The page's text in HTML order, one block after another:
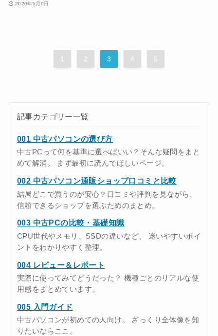
2020年5月9日
1 2 3 4 5
記事カテゴリー一覧
001 中古パソコンの選び方
中古PCって何を基準に選べばいい？そんな疑問をまと
めて解消。 まず最初に読んでほしいページ。
002 中古パソコン通販ショップ口コミと比較
結局どこで買うのが安心？口コミや評判を見ながら、
信頼できるショップを選ぶためのまとめ。
003 中古PCの比較・基礎知識
CPU世代やメモリ、SSDの違いなど、 迷いやすいポイ
ントをわかりやすく整理。
004 レビュー＆レポート
実際に使ってみてどうだった？ 機種ごとのリアルな使
用感をまとめています。
005 入門ガイド
中古パソコンが初めての人向け。 ざっくり全体像を知
りたいならここ。